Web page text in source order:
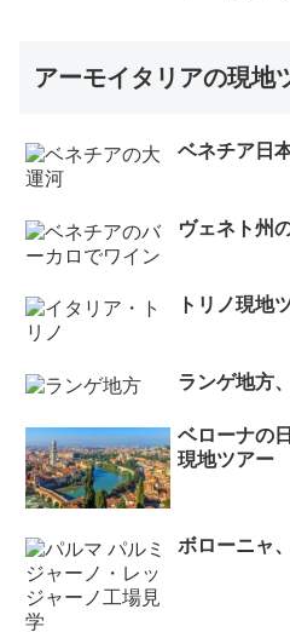
アーモイタリアの現地
ベネチア日
ヴェネト州
トリノ現地
ランゲ地方
ベローナの
現地ツアー
ボローニャ